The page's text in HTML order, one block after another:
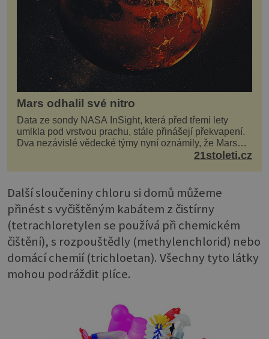
Mars odhalil své nitro
Data ze sondy NASA InSight, která před třemi lety
umlkla pod vrstvou prachu, stále přinášejí překvapení.
Dva nezávislé vědecké týmy nyní oznámily, že Mars
má nejen plášť plný trosek z dávných impaktů,...21stoleti.cz
Další sloučeniny chloru si domů můžeme
přinést s vyčištěným kabátem z čistírny
(tetrachloretylen se používá při chemickém
čištění), s rozpouštědly (methylenchlorid) nebo
domácí chemií (trichloetan). Všechny tyto látky
mohou podráždit plíce.